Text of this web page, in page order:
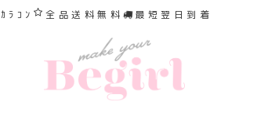
ｶﾗｺﾝ 全品送料無料 最短翌日到着